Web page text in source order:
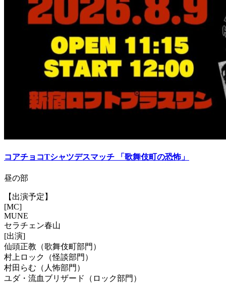
コアチョコTシャツデスマッチ 「歌舞伎町の恐怖」
昼の部
【出演予定】
[MC]
MUNE
セラチェン春山
[出演]
仙頭正教（歌舞伎町部門）
村上ロック（怪談部門）
村田らむ（人怖部門）
ユダ・流血ブリザード（ロック部門）